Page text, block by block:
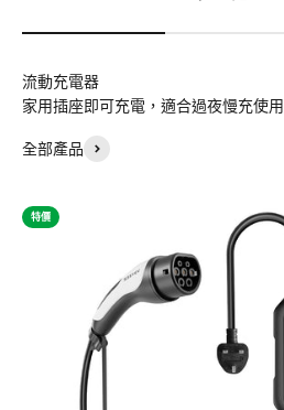
流動充電器
家用插座即可充電，適合過夜慢充使用
全部產品
特價